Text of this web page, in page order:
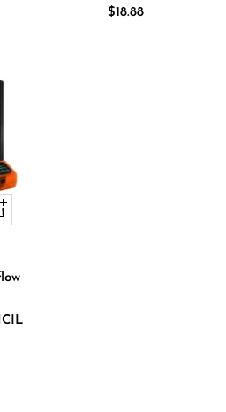
Angebotspreis
$18.88